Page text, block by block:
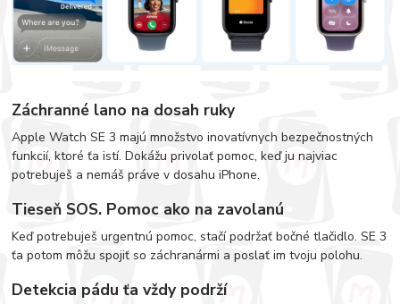
Záchranné lano na dosah ruky
Apple Watch SE 3 majú množstvo inovatívnych bezpečnostných
funkcií, ktoré ťa istí. Dokážu privolať pomoc, keď ju najviac
potrebuješ a nemáš práve v dosahu iPhone.
Tieseň SOS. Pomoc ako na zavolanú
Keď potrebuješ urgentnú pomoc, stačí podržať bočné tlačidlo. SE 3
ťa potom môžu spojiť so záchranármi a poslať im tvoju polohu.
Detekcia pádu ťa vždy podrží